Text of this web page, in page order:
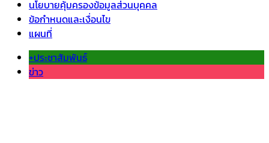
นโยบายคุ้มครองข้อมูลส่วนบุคคล
ข้อกำหนดและเงื่อนไข
แผนที่
+ประชาสัมพันธ์
ข่าว